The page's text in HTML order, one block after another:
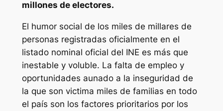
millones de electores.
El humor social de los miles de millares de
personas registradas oficialmente en el
listado nominal oficial del INE es más que
inestable y voluble. La falta de empleo y
oportunidades aunado a la inseguridad de
la que son victima miles de familias en todo
el país son los factores prioritarios por los